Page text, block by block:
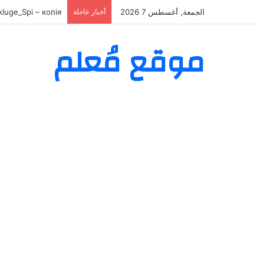
الجمعة, أغسطس 7 2026 أخبار عاجلة – копія
موقع مُعلم